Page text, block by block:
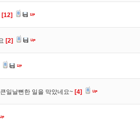
[12]
[2]
일날뻔한 일을 막았네요~ [4]